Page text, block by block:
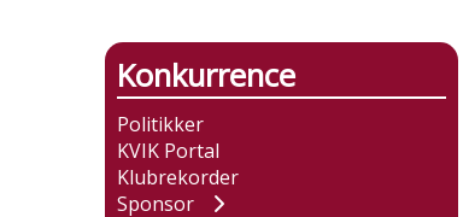
Konkurrence
Politikker
KVIK Portal
Klubrekorder
Sponsor